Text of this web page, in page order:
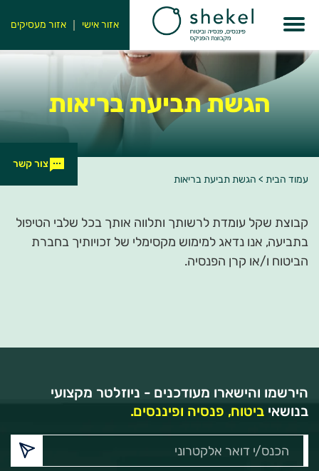
אזור אישי אזור מעסיקים
הגשתתביעת בריאות
עמוד הבית > הגשת תביעת בריאות
קבוצת שקל עומדת לרשותך ותלווה אותך בכל שלבי הטיפול
בתביעה, אנו נדאג למימוש מקסימלי של זכויותיך בחברת
הביטוח ו/או קרן הפנסיה.
הירשמו והישארו מעודכנים - ניוזלטר מקצועי
בנושאי ביטוח, פנסיה ופיננסים.
דואר
צור קשר